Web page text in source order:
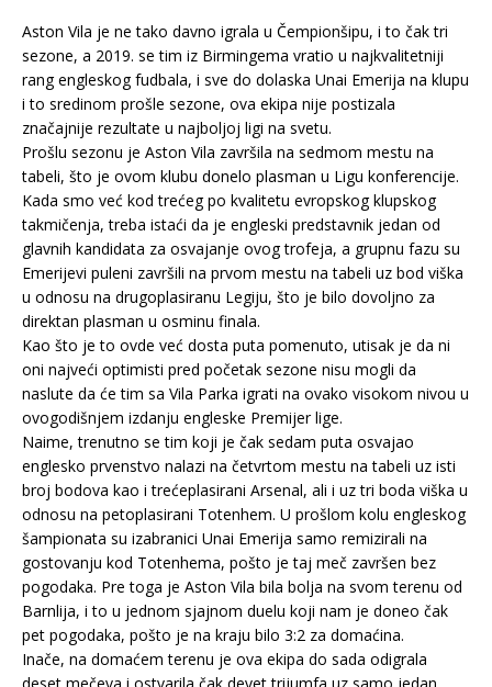
Aston Vila je ne tako davno igrala u Čempionšipu, i to čak tri
sezone, a 2019. se tim iz Birmingema vratio u najkvalitetniji
rang engleskog fudbala, i sve do dolaska Unai Emerija na klupu
i to sredinom prošle sezone, ova ekipa nije postizala
značajnije rezultate u najboljoj ligi na svetu.
Prošlu sezonu je Aston Vila završila na sedmom mestu na
tabeli, što je ovom klubu donelo plasman u Ligu konferencije.
Kada smo već kod trećeg po kvalitetu evropskog klupskog
takmičenja, treba istaći da je engleski predstavnik jedan od
glavnih kandidata za osvajanje ovog trofeja, a grupnu fazu su
Emerijevi puleni završili na prvom mestu na tabeli uz bod viška
u odnosu na drugoplasiranu Legiju, što je bilo dovoljno za
direktan plasman u osminu finala.
Kao što je to ovde već dosta puta pomenuto, utisak je da ni
oni najveći optimisti pred početak sezone nisu mogli da
naslute da će tim sa Vila Parka igrati na ovako visokom nivou u
ovogodišnjem izdanju engleske Premijer lige.
Naime, trenutno se tim koji je čak sedam puta osvajao
englesko prvenstvo nalazi na četvrtom mestu na tabeli uz isti
broj bodova kao i trećeplasirani Arsenal, ali i uz tri boda viška u
odnosu na petoplasirani Totenhem. U prošlom kolu engleskog
šampionata su izabranici Unai Emerija samo remizirali na
gostovanju kod Totenhema, pošto je taj meč završen bez
pogodaka. Pre toga je Aston Vila bila bolja na svom terenu od
Barnlija, i to u jednom sjajnom duelu koji nam je doneo čak
pet pogodaka, pošto je na kraju bilo 3:2 za domaćina.
Inače, na domaćem terenu je ova ekipa do sada odigrala